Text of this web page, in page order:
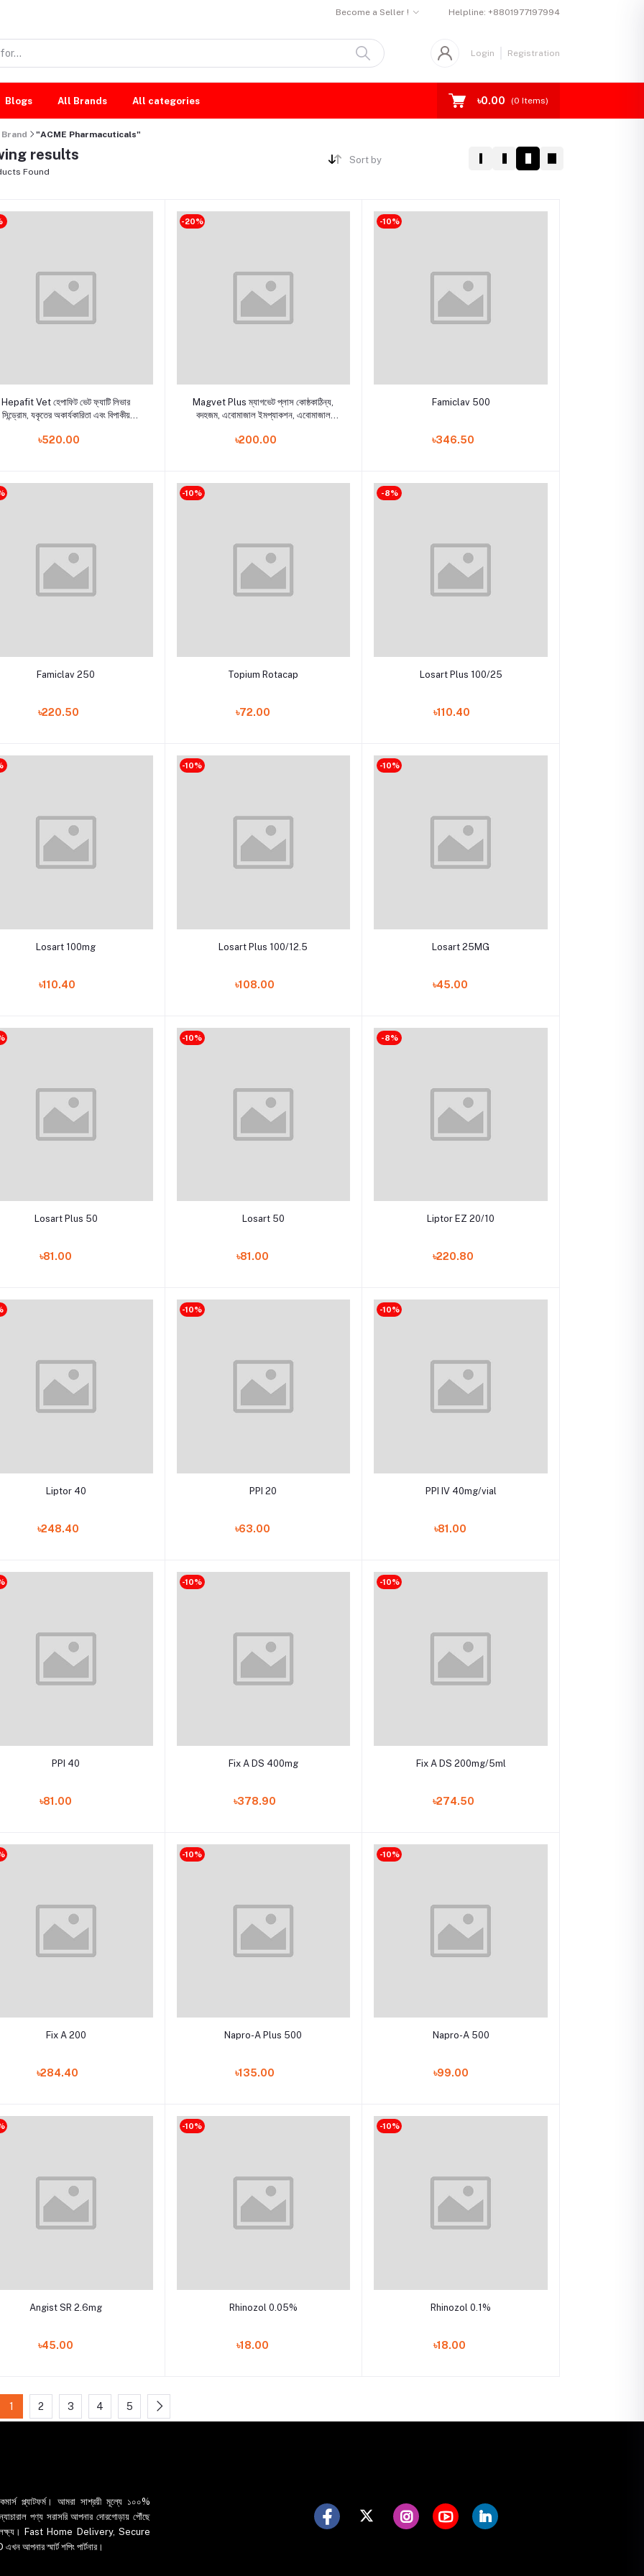
Become a Seller ! Helpline: +8801977197994
Login Registration
Blogs All Brands All categories ৳0.00 (0 Items)
Brand "ACME Pharmacuticals"
results
Found
Sort by
Add to cart
Hepafit Vet হেপাফিট ভেট ফ্যাটি লিভার
সিন্ড্রোম, যকৃতের অকার্যকারিতা এবং বিপাকীয়
৳520.00
-20%
Add to cart
Magvet Plus ম্যাগভেট প্লাস কোষ্ঠকাঠিন্য,
বদহজম, এবোমাজাল ইমপ্যাকশন, এবোমাজাল
ল্যাক্টিক এসিডোসিস এর চিকিৎসায় ব্যবহার্য
৳200.00
-10%
Add to cart
Famiclav 500
৳346.50
Add to cart
Famiclav 250
৳220.50
-10%
Add to cart
Topium Rotacap
৳72.00
-8%
Add to cart
Losart Plus 100/25
৳110.40
Add to cart
Losart 100mg
৳110.40
-10%
Add to cart
Losart Plus 100/12.5
৳108.00
-10%
Add to cart
Losart 25MG
৳45.00
Add to cart
Losart Plus 50
৳81.00
-10%
Add to cart
Losart 50
৳81.00
-8%
Add to cart
Liptor EZ 20/10
৳220.80
Add to cart
Liptor 40
৳248.40
-10%
Add to cart
PPI 20
৳63.00
-10%
Add to cart
PPI IV 40mg/vial
৳81.00
Add to cart
PPI 40
৳81.00
-10%
Add to cart
Fix A DS 400mg
৳378.90
-10%
Add to cart
Fix A DS 200mg/5ml
৳274.50
Add to cart
Fix A 200
৳284.40
-10%
Add to cart
Napro-A Plus 500
৳135.00
-10%
Add to cart
Napro-A 500
৳99.00
Add to cart
Angist SR 2.6mg
৳45.00
-10%
Add to cart
Rhinozol 0.05%
৳18.00
-10%
Add to cart
Rhinozol 0.1%
৳18.00
1 2 3 4 5
প্ল্যাটফর্ম। আমরা সাশ্রয়ী মূল্যে ১০০%
পণ্য সরাসরি আপনার দোরগোড়ায় পৌঁছে
লক্ষ্য। Fast Home Delivery, Secure
স্মার্ট শপিং পার্টনার।